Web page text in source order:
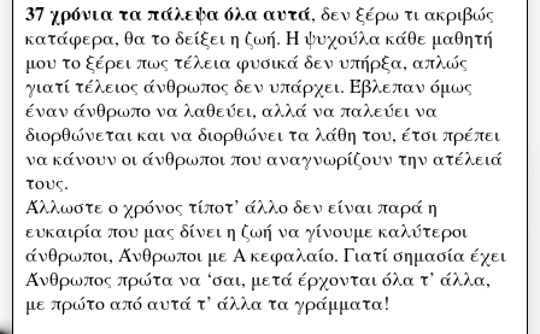
37 χρόνια τα πάλεψα όλα αυτά, δεν ξέρω τι ακριβώς
κατάφερα, θα το δείξει η ζωή. Η ψυχούλα κάθε μαθητή
μου το ξέρει πως τέλεια φυσικά δεν υπήρξα, απλώς
γιατί τέλειος άνθρωπος δεν υπάρχει. Έβλεπαν όμως
έναν άνθρωπο να λαθεύει, αλλά να παλεύει να
διορθώνεται και να διορθώνει τα λάθη του, έτσι πρέπει
να κάνουν οι άνθρωποι που αναγνωρίζουν την ατέλειά
τους.
Άλλωστε ο χρόνος τίποτ’ άλλο δεν είναι παρά η
ευκαιρία που μας δίνει η ζωή να γίνουμε καλύτεροι
άνθρωποι, Άνθρωποι με Α κεφαλαίο. Γιατί σημασία έχει
Άνθρωπος πρώτα να ‘σαι, μετά έρχονται όλα τ’ άλλα,
με πρώτο από αυτά τ’ άλλα τα γράμματα!